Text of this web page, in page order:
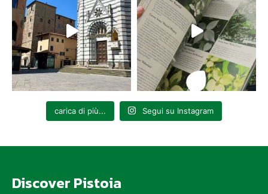
carica di più... Segui su Instagram
Discover Pistoia